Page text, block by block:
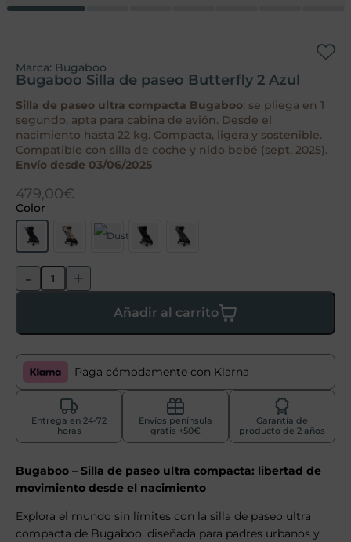
Marca: Bugaboo
Bugaboo Silla de paseo Butterfly 2 Azul
Silla de paseo ultra compacta Bugaboo: se pliega en 1
segundo, apta para cabina de avión. Desde el
nacimiento hasta 22 kg. Compacta, ligera y sostenible.
Compatible con silla de coche y nido bebé (sept. 2025).
Envío desde 03/06/2025
479,00€
Color
- +
Añadir al carrito
Paga cómodamente con Klarna
Entrega en 24-72
horas
Envíos península
gratis +50€
Garantía de
producto de 2 años
Bugaboo – Silla de paseo ultra compacta: libertad de
movimiento desde el nacimiento
Explora el mundo sin límites con la silla de paseo ultra
compacta de Bugaboo, diseñada para padres urbanos y